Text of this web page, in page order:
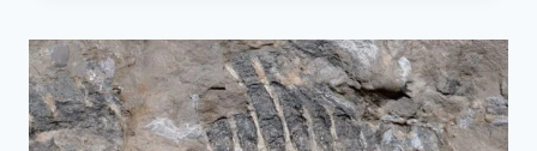
AO
ENVELHECIMENTO
E
DOENÇAS